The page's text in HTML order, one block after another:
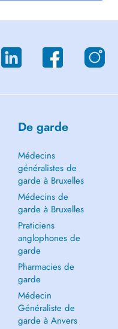
De garde
Médecins
généralistes de
garde à Bruxelles
Médecins de
garde à Bruxelles
Praticiens
anglophones de
garde
Pharmacies de
garde
Médecin
Généraliste de
garde à Anvers